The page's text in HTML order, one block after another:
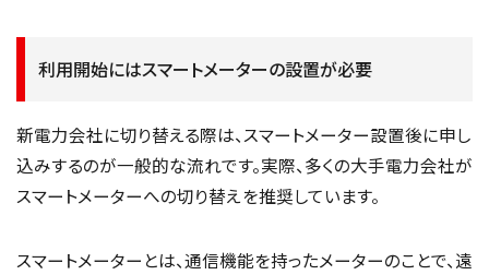
利用開始にはスマートメーターの設置が必要
新電力会社に切り替える際は、スマートメーター設置後に申し
込みするのが一般的な流れです。実際、多くの大手電力会社が
スマートメーターへの切り替えを推奨しています。
スマートメーターとは、通信機能を持ったメーターのことで、遠